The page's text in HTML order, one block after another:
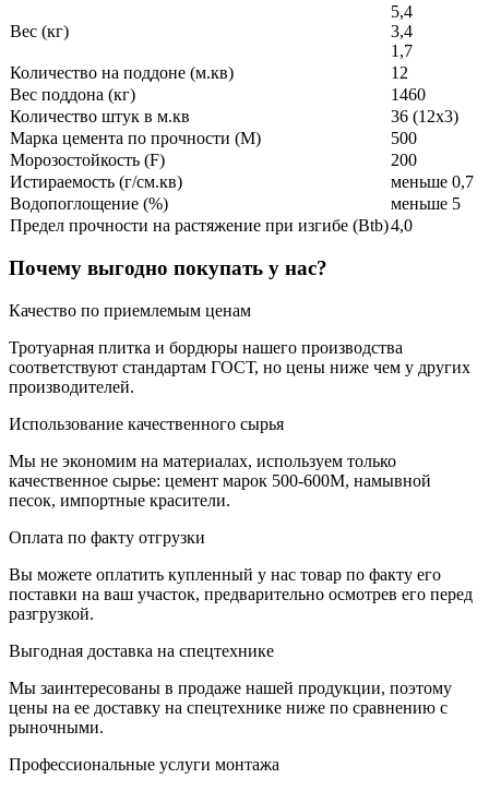
Вес (кг)
5,4
3,4
1,7
Количество на поддоне (м.кв)
12
Вес поддона (кг)
1460
Количество штук в м.кв
36 (12x3)
Марка цемента по прочности (M)
500
Морозостойкость (F)
200
Истираемость (г/см.кв)
меньше 0,7
Водопоглощение (%)
меньше 5
Предел прочности на растяжение при изгибе (Btb)4,0
Почему выгодно покупать у нас?
Качество по приемлемым ценам
Тротуарная плитка и бордюры нашего производства
соответствуют стандартам ГОСТ, но цены ниже чем у других
производителей.
Использование качественного сырья
Мы не экономим на материалах, используем только
качественное сырье: цемент марок 500-600М, намывной
песок, импортные красители.
Оплата по факту отгрузки
Вы можете оплатить купленный у нас товар по факту его
поставки на ваш участок, предварительно осмотрев его перед
разгрузкой.
Выгодная доставка на спецтехнике
Мы заинтересованы в продаже нашей продукции, поэтому
цены на ее доставку на спецтехнике ниже по сравнению с
рыночными.
Профессиональные услуги монтажа